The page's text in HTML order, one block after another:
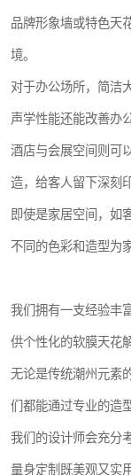
品牌形象墙或特色天
境。
对于办公场所，简洁
声学性能还能改善办
酒店与会展空间则可
造，给客人留下深刻
即使是家居空间，如
不同的色彩和造型为
我们拥有一支经验丰
供个性化的软膜天花
无论是传统潮州元素
们都能通过专业的造
我们的设计师会充分
量身定制既美观又实